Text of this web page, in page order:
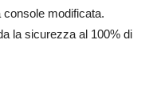
modificata.
la sicurezza al 100% di